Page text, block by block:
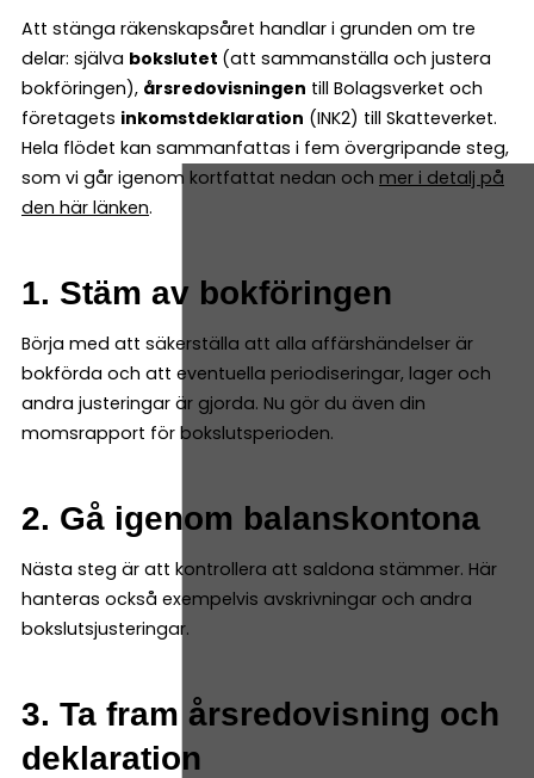
Att stänga räkenskapsåret handlar i grunden om tre
delar: själva bokslutet (att sammanställa och justera
bokföringen), årsredovisningen till Bolagsverket och
företagets inkomstdeklaration (INK2) till Skatteverket.
Hela flödet kan sammanfattas i fem övergripande steg,
som vi går igenom kortfattat nedan och mer i detalj på
den här länken.
1. Stäm av bokföringen
Börja med att säkerställa att alla affärshändelser är
bokförda och att eventuella periodiseringar, lager och
andra justeringar är gjorda. Nu gör du även din
momsrapport för bokslutsperioden.
2. Gå igenom balanskontona
Nästa steg är att kontrollera att saldona stämmer. Här
hanteras också exempelvis avskrivningar och andra
bokslutsjusteringar.
3. Ta fram årsredovisning och
deklaration